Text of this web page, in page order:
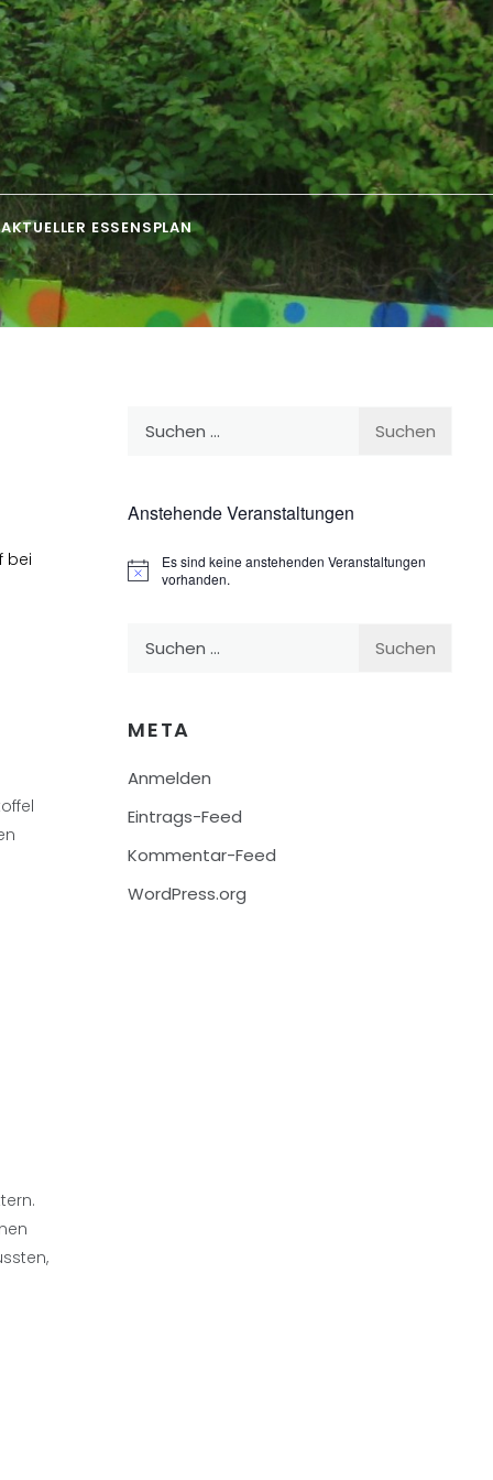
AKTUELLER ESSENSPLAN
bei
Anstehende Veranstaltungen
Hinweis
Es sind keine anstehenden Veranstaltungen
vorhanden.
META
Anmelden
Eintrags-Feed
Kommentar-Feed
WordPress.org